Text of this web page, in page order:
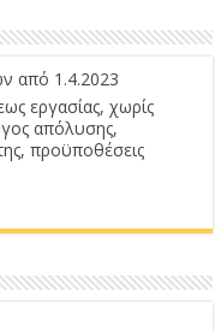
από 1.4.2023
εργασίας, χωρίς
απόλυσης,
προϋποθέσεις